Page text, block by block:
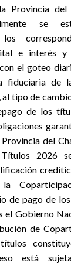
Provincia
se
e interés y
el goteo
fiduciaria de
tipo de
de los
del
2026
de pago de
el Gobierno
de
está